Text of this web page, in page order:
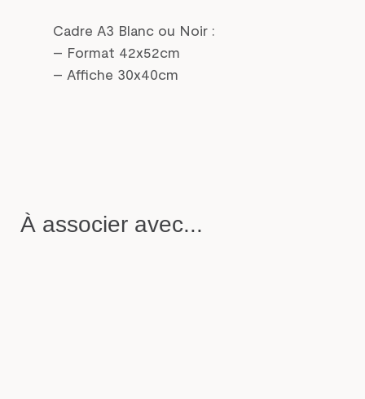
Cadre A3 Blanc ou Noir :
– Format 42x52cm
– Affiche 30x40cm
À associer avec...